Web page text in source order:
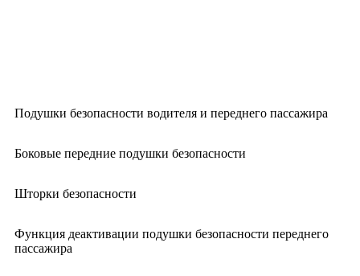
Подушки безопасности водителя и переднего пассажира
Боковые передние подушки безопасности
Шторки безопасности
Функция деактивации подушки безопасности переднего
пассажира